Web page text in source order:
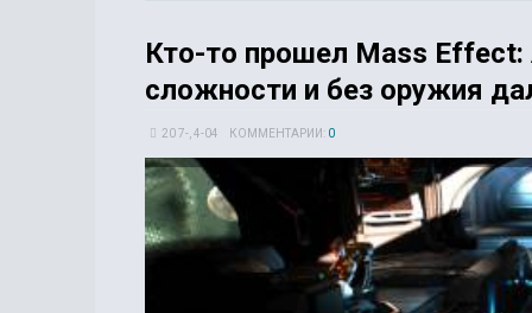
Кто-то прошел Mass
сложности и без оружия
20 7-, 4-04 КОММЕНТАРИИ: 0